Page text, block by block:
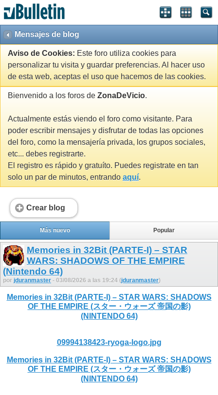
Mensajes de blog
Aviso de Cookies: Este foro utiliza cookies para
personalizar tu visita y guardar preferencias. Al hacer uso
de esta web, aceptas el uso que hacemos de las cookies.
Bienvenido a los foros de ZonaDeVicio.
Actualmente estás viendo el foro como visitante. Para
poder escribir mensajes y disfrutar de todas las opciones
del foro, como la mensajería privada, los grupos sociales,
etc... debes registrarte.
El registro es rápido y gratuíto. Puedes registrate en tan
solo un par de minutos, entrando aquí.
Crear blog
Más nuevo Popular
Memories in 32Bit (PARTE-I) – STAR
WARS: SHADOWS OF THE EMPIRE
(Nintendo 64)
por jduranmaster - 03/08/2026 a las 19:24 (jduranmaster)
Memories in 32Bit (PARTE-I) – STAR WARS: SHADOWS
OF THE EMPIRE (スター・ウォーズ 帝国の影)
(NINTENDO 64)
09994138423-ryoga-logo.jpg
Memories in 32Bit (PARTE-I) – STAR WARS: SHADOWS
OF THE EMPIRE (スター・ウォーズ 帝国の影)
(NINTENDO 64)